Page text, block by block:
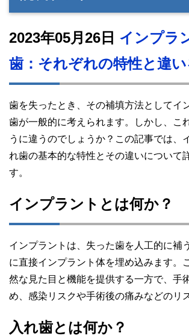
2023年05月26日 インプラ
歯：それぞれの特性と違
歯を失ったとき、その補填方法としてイ
歯が一般的に考えられます。しかし、こ
うに違うのでしょうか？この記事では、
れ歯の基本的な特性とその違いについて
す。
インプラントとは何か？
インプラントは、失った歯を人工的に補
に直接インプラント体を埋め込みます。
然な見た目と機能を提供する一方で、手
め、感染リスクや手術後の痛みなどのリ
入れ歯とは何か？